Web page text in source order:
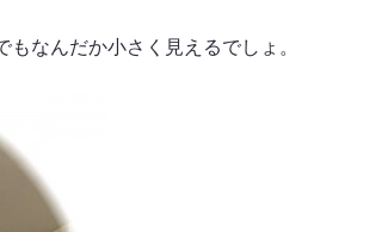
なんだか小さく見えるでしょ。